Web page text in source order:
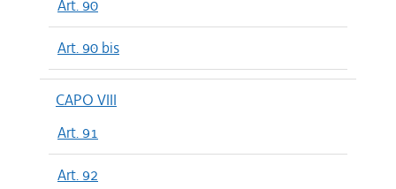
Art. 90
Art. 90 bis
CAPO VIII
Art. 91
Art. 92